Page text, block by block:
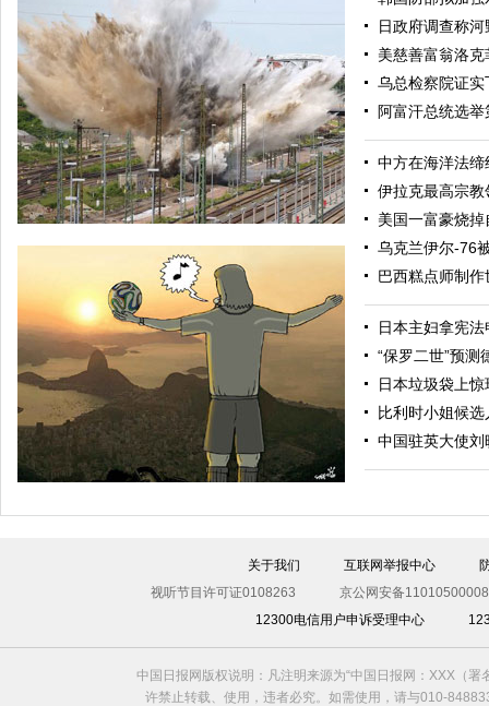
德国引爆二战美军空投炸弹 300人疏散场面震撼
2014世界杯开幕了
日政府调查称
美慈善富翁洛
乌总检察院证
阿富汗总统选
中方在海洋法
伊拉克最高宗教
美国一富豪烧
乌克兰伊尔-76
巴西糕点师制
日本主妇拿宪
“保罗二世”预测
日本垃圾袋上惊
比利时小姐候
中国驻英大使
关于我们 互联网举报中心
视听节目许可证0108263
京公网安备
12300电信用户申诉受理中心
中国日报网版权说明：凡注明来源为“中国日报网：XXX（
许禁止转载、使用，违者必究。如需使用，请与010-